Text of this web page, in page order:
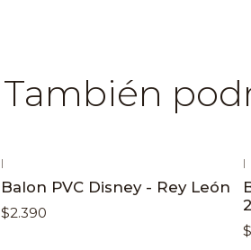
También
|
Balon PVC Disney - Rey León
$2.390
|
2